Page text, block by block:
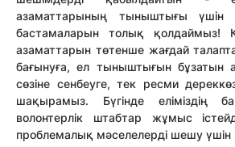
азаматтарының тыныштығы үшін
бастамаларын толық қолдаймыз!
азаматтарын төтенше жағдай
бағынуға, ел тыныштығын бұзатын
сөзіне сенбеуге, тек ресми
шақырамыз. Бүгінде еліміздің
волонтерлік штабтар жұмыс
проблемалық мәселелерді шешу үшін